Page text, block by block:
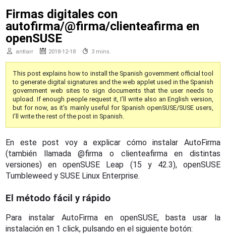
Firmas digitales con
autofirma/@firma/clienteafirma en
openSUSE
antlarr 2018-12-18 3 mins.
This post explains how to install the Spanish government official tool
to generate digital signatures and the web applet used in the Spanish
government web sites to sign documents that the user needs to
upload. If enough people request it, I’ll write also an English version,
but for now, as it’s mainly useful for Spanish openSUSE/SUSE users,
I’ll write the rest of the post in Spanish.
En este post voy a explicar cómo instalar AutoFirma
(también llamada @firma o clienteafirma en distintas
versiones) en openSUSE Leap (15 y 42.3), openSUSE
Tumbleweed y SUSE Linux Enterprise.
El método fácil y rápido
Para instalar AutoFirma en openSUSE, basta usar la
instalación en 1 click, pulsando en el siguiente botón: